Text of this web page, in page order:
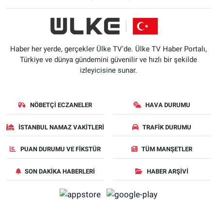
Haber her yerde, gerçekler Ülke TV'de. Ülke TV Haber Portalı,
Türkiye ve dünya gündemini güvenilir ve hızlı bir şekilde
izleyicisine sunar.
NÖBETÇI ECZANELER HAVA DURUMU
İSTANBUL NAMAZ VAKITLERI TRAFIK DURUMU
PUAN DURUMU VE FIKSTÜR TÜM MANŞETLER
SON DAKIKA HABERLERI HABER ARŞIVI